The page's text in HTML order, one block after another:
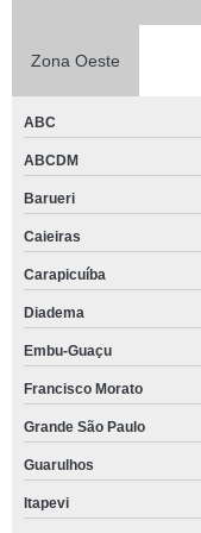
Zona Oeste
ABC
ABCDM
Barueri
Caieiras
Carapicuíba
Diadema
Embu-Guaçu
Francisco Morato
Grande São Paulo
Guarulhos
Itapevi